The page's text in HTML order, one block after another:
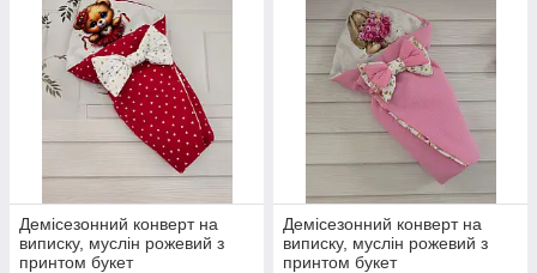
Демісезонний конверт на
виписку, муслін рожевий з
принтом букет
Демісезонний конверт на
виписку, муслін рожевий з
принтом букет